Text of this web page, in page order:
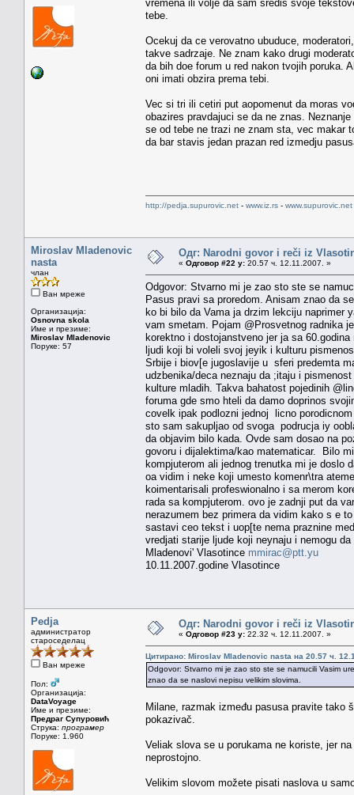
vremena ili volje da sam sredis svoje
tebe.
Ocekuj da ce verovatno ubuduce,
takve sadrzaje. Ne znam kako drugi
da bih doe forum u red nakon tvojih poruka.
oni imati obzira prema tebi.
Vec si tri ili cetiri put aopomenut da moras
obazires pravdajuci se da ne znas.
se od tebe ne trazi ne znam sta, vec makar
da bar stavis jedan prazan red izmedju
http://pedja.supurovic.net - www.iz.rs - www.supurovic.net
Miroslav Mladenovic
nasta
члан
Ван мреже
Организација:
Osnovna skola
Име и презиме:
Miroslav Mladenovic
Поруке: 57
Одг: Narodni govor i reči iz
« Одговор #22 у: 20.57 ч. 12.11.2007. »
Odgovor: Stvarno mi je zao sto ste se
Pasus pravi sa proredom. Anisam znao da
ko bi bilo da Vama ja drzim lekciju naprimer
vam smetam. Pojam @Prosvetnog radnika
korektno i dostojanstveno jer ja sa
ljudi koji bi voleli svoj jeyik i kulturu
Srbije i biov[e jugoslavije u sferi predemta
udzbenika/deca neznaju da ;itaju i
kulture mladih. Takva bahatost pojedinih
foruma gde smo hteli da damo doprinos
covelk ipak podlozni jednoj licno
sto sam sakupljao od svoga podrucja iy
da objavim bilo kada. Ovde sam dosao na
govoru i dijalektima/kao matematicar. Bilo
kompjuterom ali jednog trenutka mi je doslo
oa vidim i neke koji umesto komenr\tra
koimentarisali profeswionalno i sa merom
rada sa kompjuterom. ovo je zadnji put da
nerazumem bez primera da vidim kako s e
sastavi ceo tekst i uop[te nema praznine
vredjati starije ljude koji neynaju i nemogu
Mladenovi' Vlasotince mmirac@ptt.yu
10.11.2007.godine Vlasotince
Pedja
администратор
староседелац
Ван мреже
Пол:
Организација:
DataVoyage
Име и презиме:
Предраг Супуровић
Струка: програмер
Поруке: 1.960
Одг: Narodni govor i reči iz
« Одговор #23 у: 22.32 ч. 12.11.2007. »
Цитирано: Miroslav Mladenovic nasta на 20.57 ч.
Odgovor: Stvarno mi je zao sto ste se namucili Vasim
znao da se naslovi nepisu velikim slovima.
Milane, razmak između pasusa pravite tako
pokazivač.
Veliak slova se u porukama ne koriste, jer
neprostojno.
Velikim slovom možete pisati naslova u